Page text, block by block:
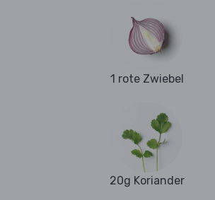
1 rote Zwiebel
20g Koriander